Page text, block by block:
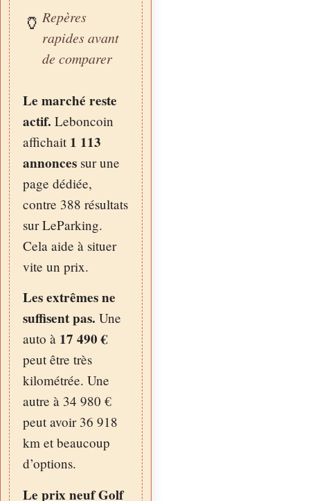
🏺 Repères
rapides avant
de comparer
Le marché reste
actif. Leboncoin
affichait 1 113
annonces sur une
page dédiée,
contre 388 résultats
sur LeParking.
Cela aide à situer
vite un prix.
Les extrêmes ne
suffisent pas. Une
auto à 17 490 €
peut être très
kilométrée. Une
autre à 34 980 €
peut avoir 36 918
km et beaucoup
d’options.
Le prix neuf Golf